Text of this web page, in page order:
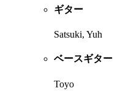
ギター
Satsuki, Yuh
ベースギター
Toyo